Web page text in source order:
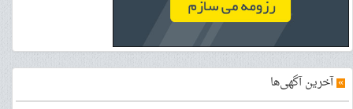
»آخرین آگهی‌ها